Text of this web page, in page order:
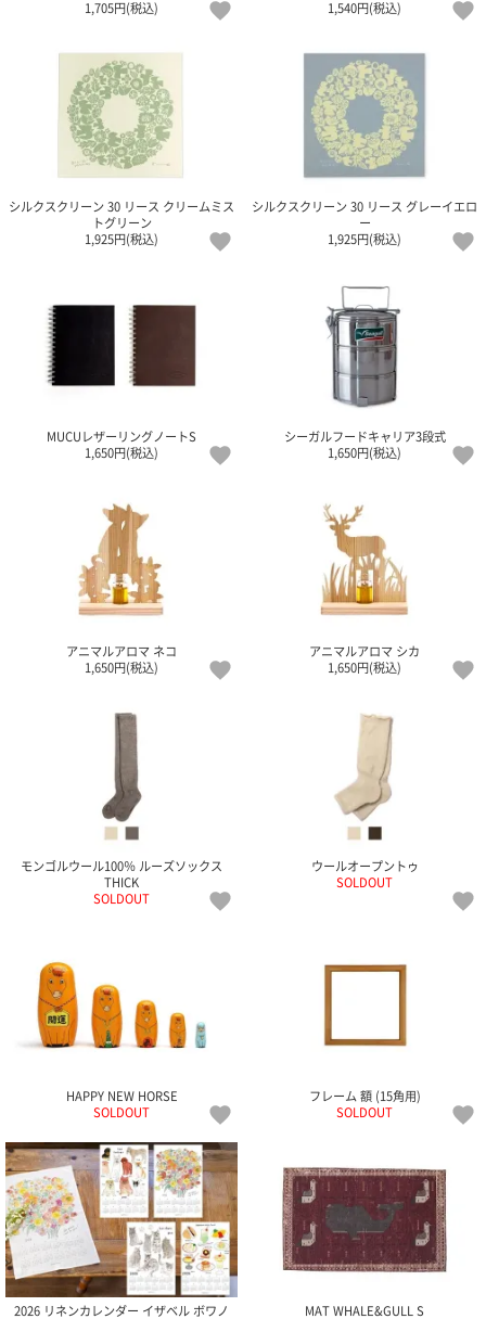
1,705円(税込)
1,540円(税込)
シルクスクリーン 30 リース クリームミス
トグリーン
1,925円(税込)
シルクスクリーン 30 リース グレーイエロ
ー
1,925円(税込)
MUCUレザーリングノートS
1,650円(税込)
シーガルフードキャリア3段式
1,650円(税込)
アニマルアロマ ネコ
1,650円(税込)
アニマルアロマ シカ
1,650円(税込)
モンゴルウール100％ ルーズソックス
THICK
SOLDOUT
ウールオープントゥ
SOLDOUT
HAPPY NEW HORSE
SOLDOUT
フレーム 額 (15角用)
SOLDOUT
2026 リネンカレンダー イザベル ボワノ
MAT WHALE&GULL S